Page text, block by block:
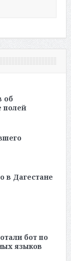
об
полей
в Дагестане
бот по
языков